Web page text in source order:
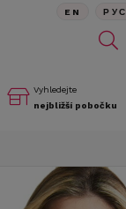
Vyhledejte
nejbližší pobočku
EN РУС